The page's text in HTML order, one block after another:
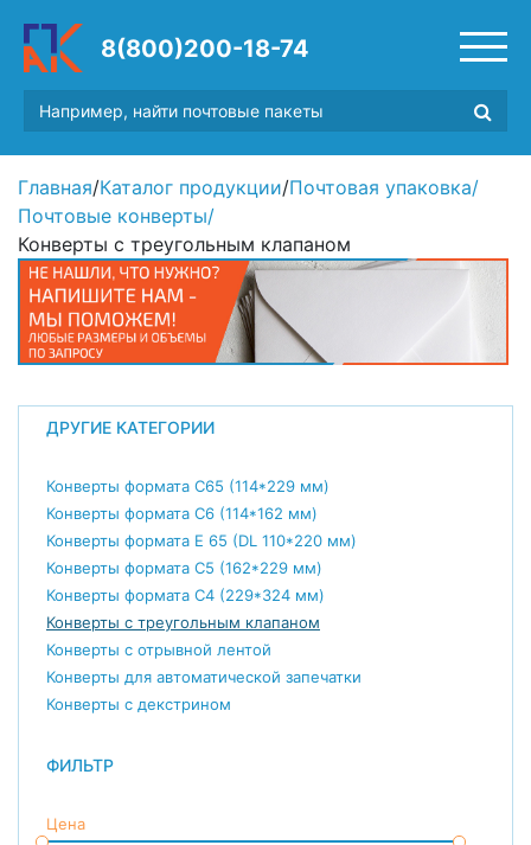
8(800)200-18-74
Главная/Каталог продукции/Почтовая упаковка/
Почтовые конверты/
Конверты с треугольным клапаном
ДРУГИЕ КАТЕГОРИИ
Конверты формата С65 (114*229 мм)
Конверты формата С6 (114*162 мм)
Конверты формата E 65 (DL 110*220 мм)
Конверты формата С5 (162*229 мм)
Конверты формата С4 (229*324 мм)
Конверты с треугольным клапаном
Конверты с отрывной лентой
Конверты для автоматической запечатки
Конверты с декстрином
ФИЛЬТР
Цена